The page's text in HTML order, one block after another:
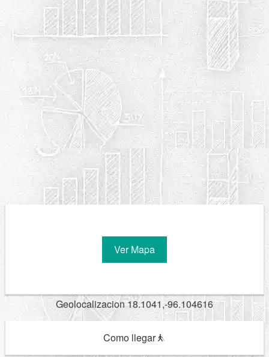
Ver Mapa
Geolocalizacion 18.1041,-96.104616
Como llegar